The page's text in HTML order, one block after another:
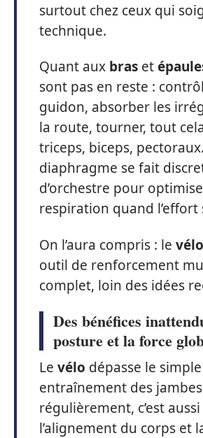
surtout chez ceux qui
technique.
Quant aux bras et
sont pas en reste :
guidon, absorber les
la route, tourner, tout
triceps, biceps,
diaphragme se fait
d’orchestre pour
respiration quand l’effort
On l’aura compris : le vélo
outil de renforcement
complet, loin des idées
Des bénéfices
posture et la force
Le vélo dépasse le simple
entraînement des
régulièrement, c’est
l’alignement du corps et